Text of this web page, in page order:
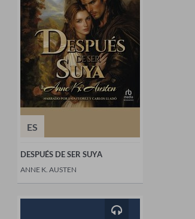
ES
DESPUÉS DE SER SUYA
ANNE K. AUSTEN